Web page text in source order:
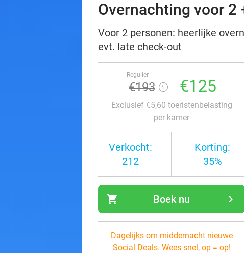
Overnachting voor 2
Voor 2 personen: heerlijke
evt. late check-out
Regulier
€193 €125
Exclusief €5,60 toeristenbelasting
per kamer
Verkocht:
212
Korting:
35%
shopping_cart navigate_next
Boek nu
Dagelijks om middernacht nieuwe
Social Deals. Wees snel, op = op!